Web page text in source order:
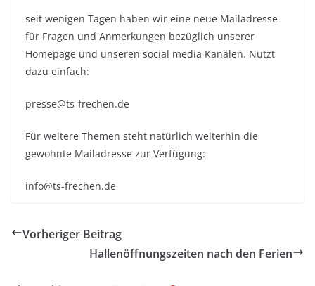
seit wenigen Tagen haben wir eine neue Mailadresse
für Fragen und Anmerkungen bezüglich unserer
Homepage und unseren social media Kanälen. Nutzt
dazu einfach:
presse@ts-frechen.de
Für weitere Themen steht natürlich weiterhin die
gewohnte Mailadresse zur Verfügung:
info@ts-frechen.de
Vorheriger Beitrag
Hallenöffnungszeiten nach den Ferien